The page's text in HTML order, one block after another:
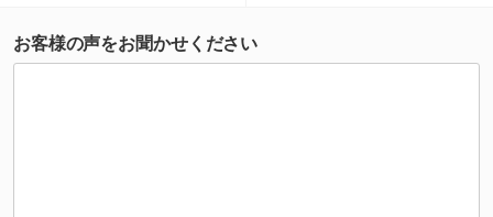
お客様の声をお聞かせください